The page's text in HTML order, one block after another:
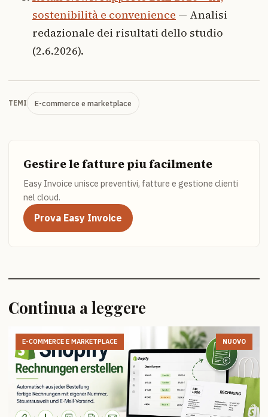
sostenibilità e convenience — Analisi
redazionale dei risultati dello studio
(2.6.2026).
TEMI E-commerce e marketplace
Gestire le fatture piu facilmente
Easy Invoice unisce preventivi, fatture e gestione clienti
nel cloud.
Prova Easy Invoice
Continua a leggere
E-COMMERCE E MARKETPLACE NUOVO